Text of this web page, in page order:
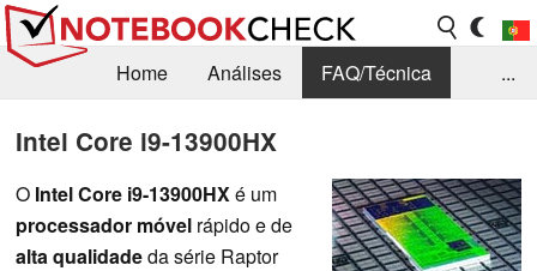
Home Análises
FAQ/Técnica
...
Intel Core i9-13900HX
O Intel Core i9-13900HXé um
processador móvel rápido e de
alta qualidadeda série Raptor